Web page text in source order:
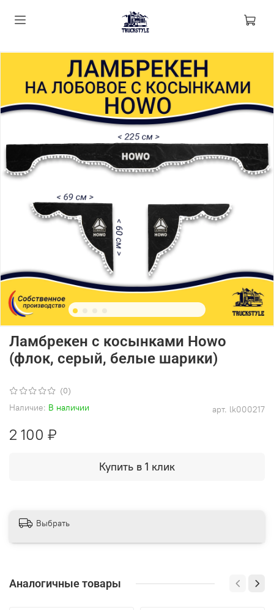
(0)
арт. lk000217
Наличие: В наличии
Ламбрекен с косынками Howo
(флок, серый, белые шарики)
2 100 ₽
Купить в 1 клик
Выбрать
Аналогичные товары